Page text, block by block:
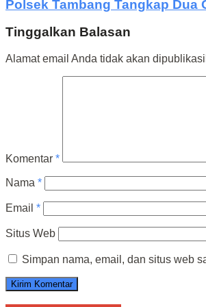
Polsek Tambang Tangkap
Tinggalkan Balasan
Alamat email Anda tidak akan
Komentar *
Nama *
Email *
Situs Web
Simpan nama, email, dan situs web